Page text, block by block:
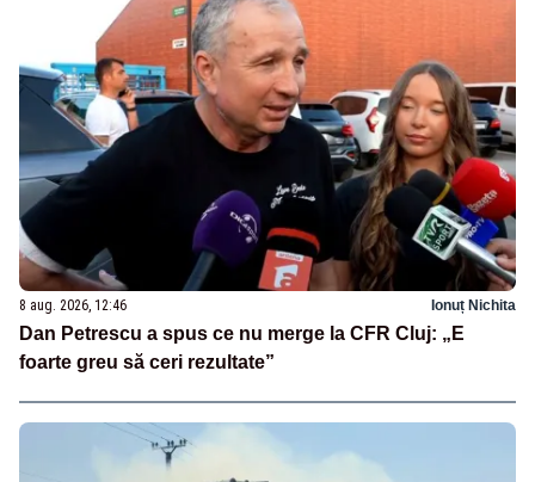
8 aug. 2026, 12:46 Ionuț Nichita
Dan Petrescu a spus ce nu merge la CFR Cluj: „E
foarte greu să ceri rezultate”